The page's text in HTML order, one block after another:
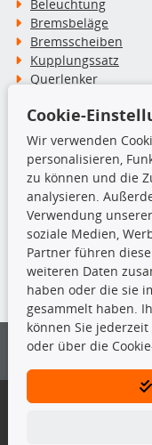
Beleuchtung
Bremsbeläge
Bremsscheiben
Kupplungssatz
Querlenker
Stoßdämpfer
TecDoc Inside
Die hier angezeigten Daten
nicht kopiert werden.
Es ist zu unterlassen, die
vorherige Zustimmung von
und/oder diese
Bitte prüfen Sie, ob das
Gegebenenfalls sind
Cookie-
Wir verwenden
personalisieren,
zu können und die
analysieren.
Verwendung
soziale Medien,
Partner führen
weiteren Daten
haben oder die sie
gesammelt haben.
können Sie
oder über die